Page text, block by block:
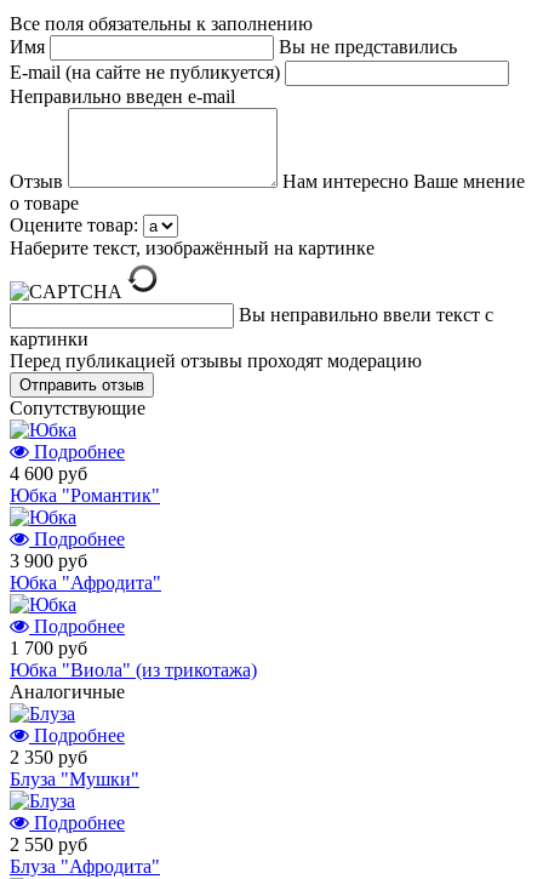
Все поля обязательны к заполнению
Имя
Вы не представились
E-mail (на сайте не публикуется)
Неправильно введен e-mail
Отзыв
Нам интересно Ваше мнение
о товаре
Оцените товар:
Наберите текст, изображённый на картинке
Вы неправильно ввели текст с
картинки
Перед публикацией отзывы проходят модерацию
Cопутствующие
Подробнее
4 600 руб
Юбка "Романтик"
Подробнее
3 900 руб
Юбка "Афродита"
Подробнее
1 700 руб
Юбка "Виола" (из трикотажа)
Аналогичные
Подробнее
2 350 руб
Блуза "Мушки"
Подробнее
2 550 руб
Блуза "Афродита"